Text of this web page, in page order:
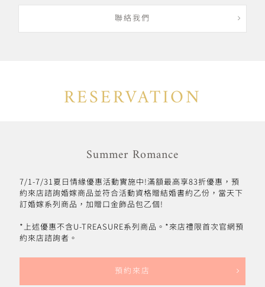
聯絡我們
RESERVATION
Summer Romance
7/1-7/31夏日情緣優惠活動實施中!滿額最高享83折優惠，預
約來店諮詢婚嫁商品並符合活動資格贈結婚書約乙份，當天下
訂婚嫁系列商品，加贈口金飾品包乙個!
*上述優惠不含U-TREASURE系列商品。*來店禮限首次官網預
約來店諮詢者。
預約來店